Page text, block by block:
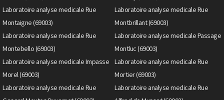
Laboratoire analyse medicale Rue
Montaigne (69003)
Laboratoire analyse medicale Rue
Montbrillant (69003)
Laboratoire analyse medicale Rue
Montebello (69003)
Laboratoire analyse medicale Passage
Montluc (69003)
Laboratoire analyse medicale Impasse
Morel (69003)
Laboratoire analyse medicale Rue
Mortier (69003)
Laboratoire analyse medicale Rue
Laboratoire analyse medicale Rue